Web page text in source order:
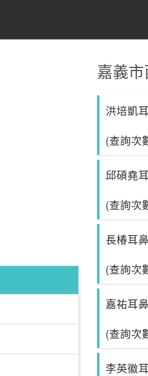
嘉義
洪培凱
(查詢次
邱碩堯
(查詢次
長椿耳
(查詢次
嘉祐耳
(查詢次
李英徽